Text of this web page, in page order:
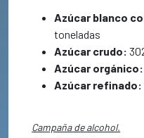
Azúcar blanco
toneladas
Azúcar crudo:
Azúcar orgánico:
Azúcar refinado:
Campaña de alcohol.